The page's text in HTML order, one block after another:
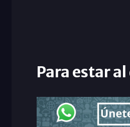
Para estar al